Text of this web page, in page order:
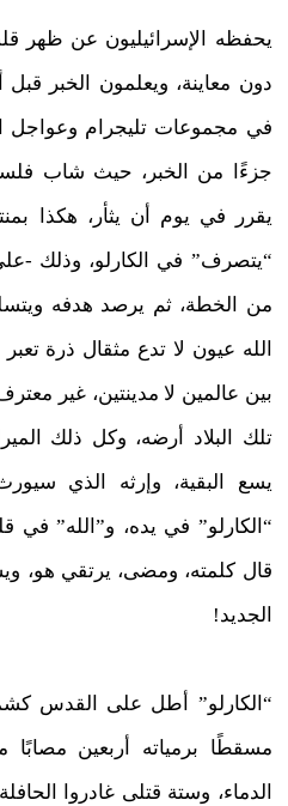
يحفظه الإسرائيليون عن ظهر
دون معاينة، ويعلمون الخبر
في مجموعات تليجرام وعواجل
جزءًا من الخبر، حيث شاب
يقرر في يوم أن يثأر، هكذا
“يتصرف” في الكارلو، وذلك -
من الخطة، ثم يرصد هدفه
الله عيون لا تدع مثقال ذرة
بين عالمين لا مدينتين، غير
تلك البلاد أرضه، وكل ذلك
يسع البقية، وإرثه الذي
“الكارلو” في يده، و”الله” في
قال كلمته، ومضى، يرتقي هو،
الجديد!
“الكارلو” أطل على القدس
مسقطًا برمياته أربعين
الدماء، وستة قتلى غادروا